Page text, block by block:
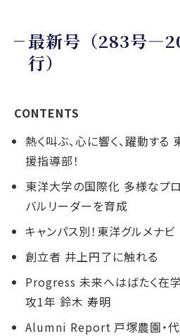
最新号（283号
行）
CONTENTS
熱く叫ぶ、心に響く、躍動す
援指導部！
東洋大学の国際化 多様なプ
バルリーダーを育成
キャンパス別！東洋グルメナビ
創立者 井上円了に触れる
Progress 未来へはばたく在
攻1年 鈴木 寿明
Alumni Report 戸塚農園・